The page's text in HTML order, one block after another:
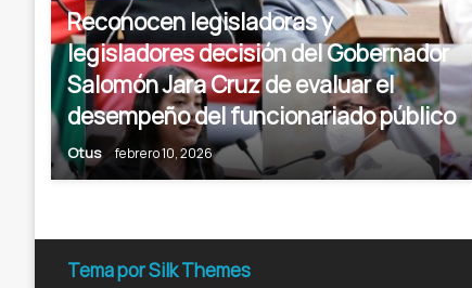
Reconocen legisladoras y
legisladores decisión del Gobernador
Salomón Jara Cruz de evaluar el
desempeño del funcionariado público
Otus febrero 10, 2026
Tema por Silk Themes